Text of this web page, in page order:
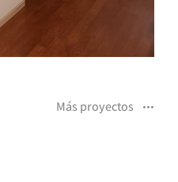
Más proyectos